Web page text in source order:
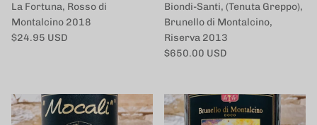
La Fortuna, Rosso di
Montalcino 2018
定価
$24.95 USD
Biondi-Santi, (Tenuta Greppo),
Brunello di Montalcino,
Riserva 2013
定価
$650.00 USD